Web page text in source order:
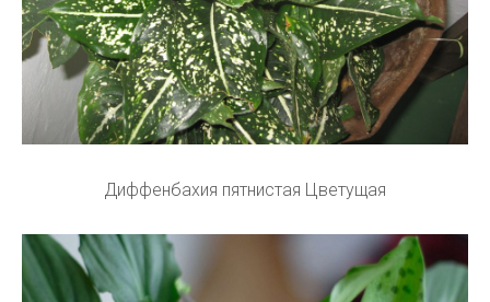
Диффенбахия пятнистая Цветущая